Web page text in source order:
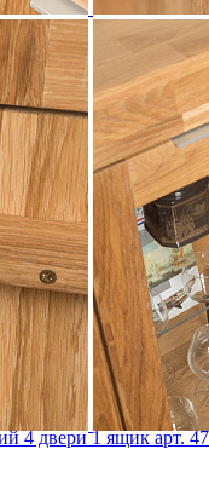
4 двери 1 ящик арт.